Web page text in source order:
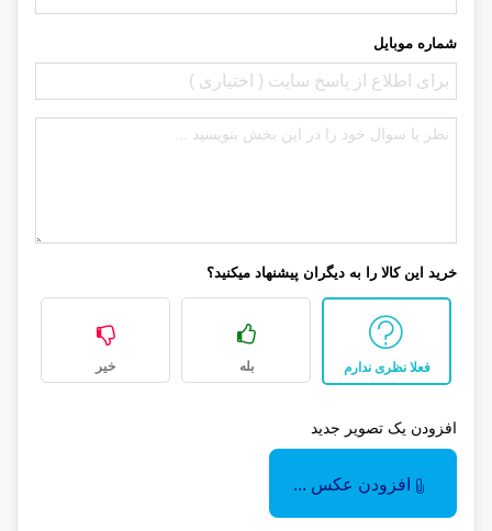
شماره موبایل
خرید این کالا را به دیگران پیشنهاد میکنید؟
فعلا نظری ندارم بله خیر
افزودن یک تصویر جدید
افزودن عکس ...